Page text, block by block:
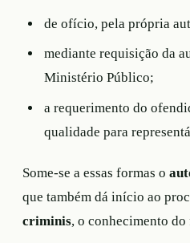
de ofício, pela própria
mediante requisição da
Ministério Público;
a requerimento do
qualidade para
Some-se a essas formas o
que também dá início ao
criminis, o conhecimento